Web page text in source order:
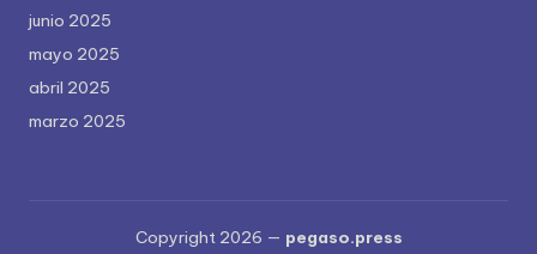
junio 2025
mayo 2025
abril 2025
marzo 2025
Copyright 2026 — pegaso.press